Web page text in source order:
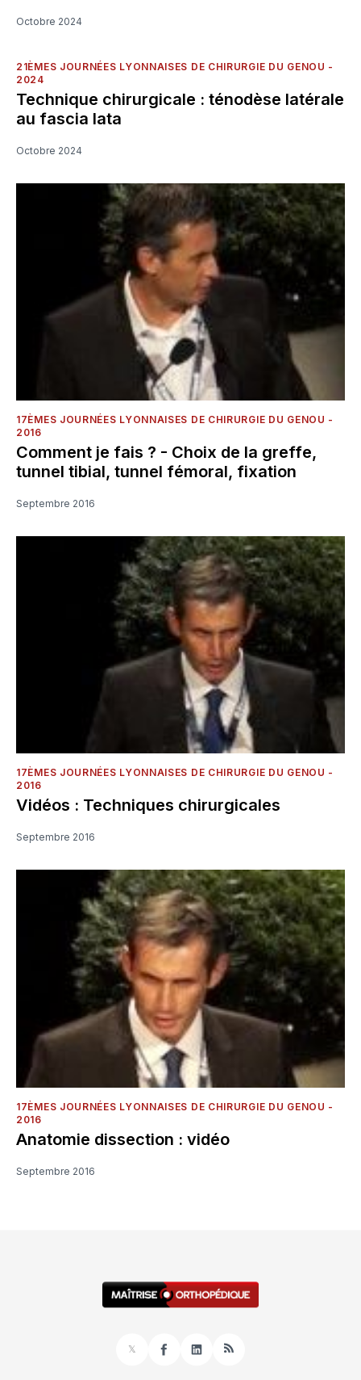
Octobre 2024
21ÈMES JOURNÉES LYONNAISES DE CHIRURGIE DU GENOU -
2024
Technique chirurgicale : ténodèse latérale
au fascia lata
Octobre 2024
17ÈMES JOURNÉES LYONNAISES DE CHIRURGIE DU GENOU -
2016
Comment je fais ? - Choix de la greffe,
tunnel tibial, tunnel fémoral, fixation
Septembre 2016
17ÈMES JOURNÉES LYONNAISES DE CHIRURGIE DU GENOU -
2016
Vidéos : Techniques chirurgicales
Septembre 2016
17ÈMES JOURNÉES LYONNAISES DE CHIRURGIE DU GENOU -
2016
Anatomie dissection : vidéo
Septembre 2016
𝕏
FacebookLinkedInRSS